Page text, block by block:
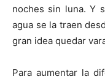
noches sin luna. Y
agua se la traen
gran idea quedar
Para aumentar la